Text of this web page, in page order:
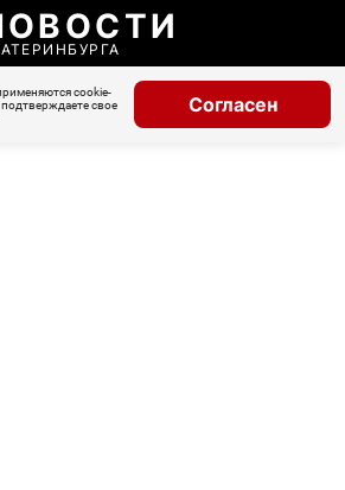
cookie-
свое
Согласен